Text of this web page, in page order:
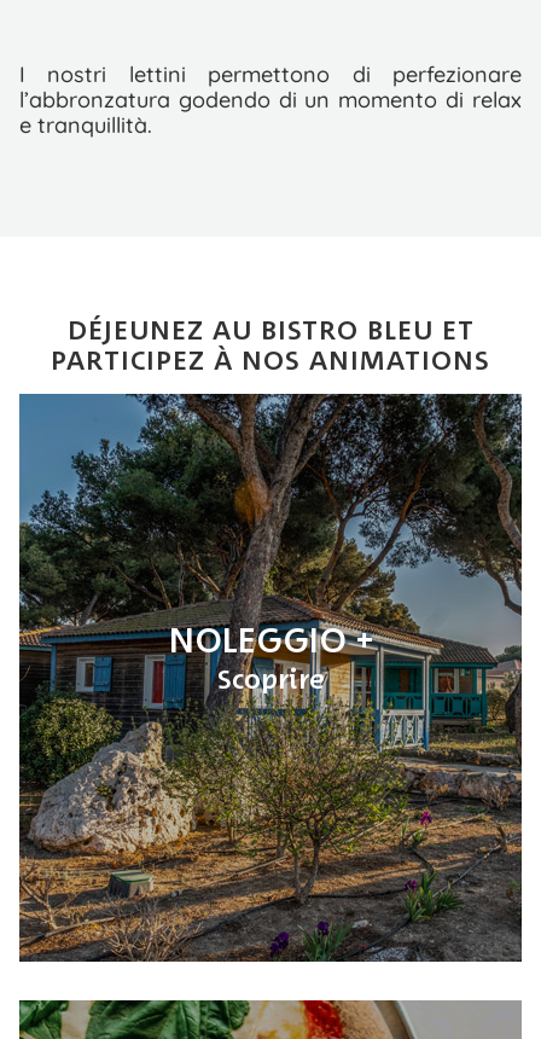
I nostri lettini permettono di perfezionare
l’abbronzatura godendo di un momento di relax
e tranquillità.
DÉJEUNEZ AU BISTRO BLEU ET
PARTICIPEZ À NOS ANIMATIONS
NOLEGGIO
Scoprire